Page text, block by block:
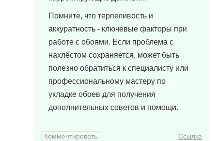
Помните, что терпеливость и
аккуратность - ключевые факторы при
работе с обоями. Если проблема с
нахлёстом сохраняется, может быть
полезно обратиться к специалисту или
профессиональному мастеру по
укладке обоев для получения
дополнительных советов и помощи.
Комментировать Ссылка